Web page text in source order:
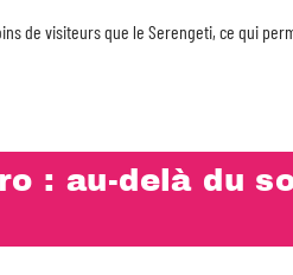
de visiteurs que le Serengeti, ce qui
: au-delà du